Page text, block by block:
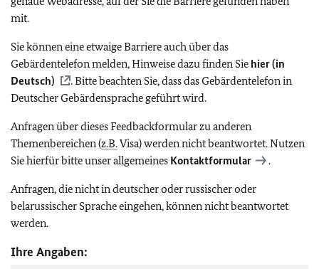
mit.
Sie können eine etwaige Barriere auch über das
Gebärdentelefon melden, Hinweise dazu finden Sie hier (in
Deutsch)
. Bitte beachten Sie, dass das Gebärdentelefon in
Deutscher Gebärdensprache geführt wird.
Anfragen über dieses Feedbackformular zu anderen
Themenbereichen (z.B.Visa) werden nicht beantwortet. Nutzen
Sie hierfür bitte unser allgemeines Kontaktformular .
Anfragen, die nicht in deutscher oder russischer oder
belarussischer Sprache eingehen, können nicht beantwortet
werden.
Ihre Angaben: